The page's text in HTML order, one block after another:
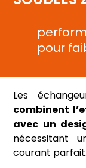
pour
Les
combinent
avec un
nécessitant
courant parfait.